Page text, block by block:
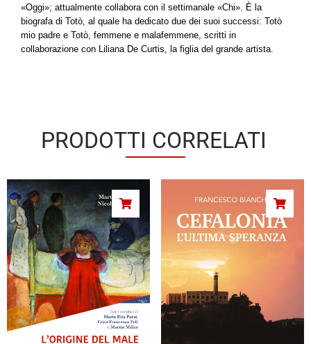
«Oggi»; attualmente collabora con il settimanale «Chi». È la
biografa di Totò, al quale ha dedicato due dei suoi successi: Totò
mio padre e Totò, femmene e malafemmene, scritti in
collaborazione con Liliana De Curtis, la figlia del grande artista.
PRODOTTI CORRELATI